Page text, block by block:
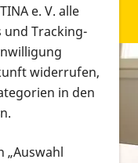
e. V. alle
und Tracking-
widerrufen,
in den
„Auswahl